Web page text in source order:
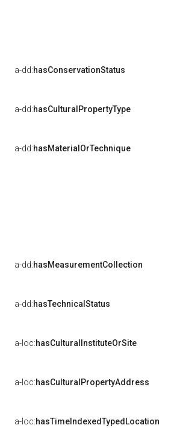
a-dd:hasConservationStatus
a-dd:hasCulturalPropertyType
a-dd:hasMaterialOrTechnique
a-dd:hasMeasurementCollection
a-dd:hasTechnicalStatus
a-loc:hasCulturalInstituteOrSite
a-loc:hasCulturalPropertyAddress
a-loc:hasTimeIndexedTypedLocation